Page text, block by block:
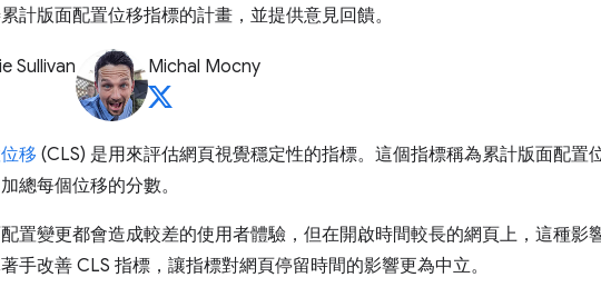
計版面配置位移指標的計畫，並提供意見回饋。
Sullivan Michal Mocny
移 (CLS) 是用來評估網頁視覺穩定性的指標。這個指標稱為累計版面配置
總每個位移的分數。
置變更都會造成較差的使用者體驗，但在開啟時間較長的網頁上，這種影
手改善 CLS 指標，讓指標對網頁停留時間的影響更為中立。